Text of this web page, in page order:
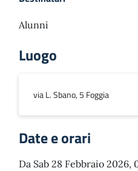
Alunni
Luogo
via L. Sbano, 5 Foggia
Date e orari
Da Sab 28 Febbraio 2026,